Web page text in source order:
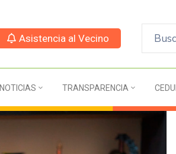
Asistencia al Vecino
NOTICIAS TRANSPARENCIA